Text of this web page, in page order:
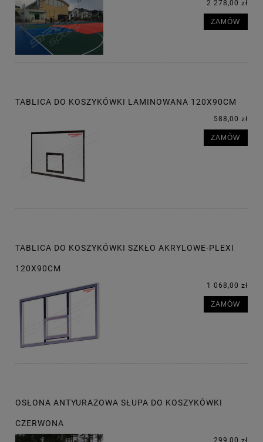
2 278,00 zł
ZAMÓW
TABLICA DO KOSZYKÓWKI LAMINOWANA 120X90CM
588,00 zł
ZAMÓW
TABLICA DO KOSZYKÓWKI SZKŁO AKRYLOWE-PLEXI
120X90CM
1 068,00 zł
ZAMÓW
OSŁONA ANTYURAZOWA SŁUPA DO KOSZYKÓWKI
CZERWONA
299,00 zł